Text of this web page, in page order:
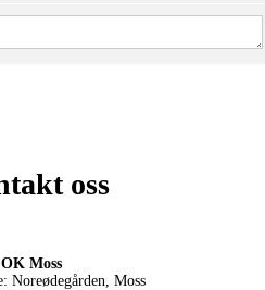
oss
OK Moss
Noreødegården, Moss